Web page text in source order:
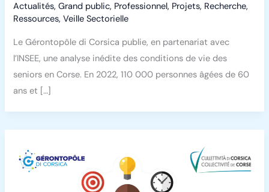
Actualités,Grand public, Professionnel, Projets, Recherche,
Ressources,Veille Sectorielle
Le Gérontopôle di Corsica publie, en partenariat avec
l’INSEE, une analyse inédite des conditions de vie des
seniors en Corse. En 2022, 110 000 personnes âgées de 60
ans et […]